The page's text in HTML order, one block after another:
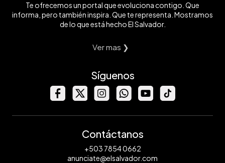
Te ofrecemos un portal que evoluciona contigo. Que
informa, pero también inspira. Que te representa. Mostramos
de lo que está hecho El Salvador.
Ver mas ❯
Síguenos
Contáctanos
+503 7854 0662
anunciate@elsalvador.com